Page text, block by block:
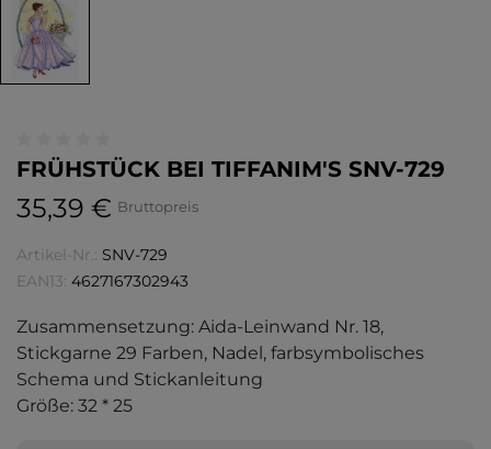
FRÜHSTÜCK BEI TIFFANIM'S SNV-729
35,39 € Bruttopreis
Artikel-Nr.: SNV-729
EAN13: 4627167302943
Zusammensetzung: Aida-Leinwand Nr. 18,
Stickgarne 29 Farben, Nadel, farbsymbolisches
Schema und Stickanleitung
Größe: 32 * 25